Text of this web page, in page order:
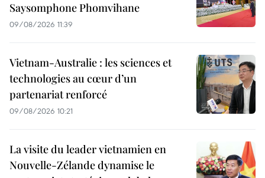
Saysomphone Phomvihane
09/08/2026 11:39
Vietnam-Australie : les sciences et
technologies au cœur d’un
partenariat renforcé
09/08/2026 10:21
La visite du leader vietnamien en
Nouvelle-Zélande dynamise le